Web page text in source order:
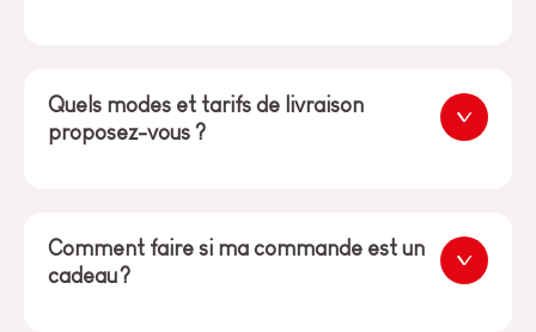
Quels modes et tarifs de livraison
proposez-vous ?
Comment faire si ma commande est un
cadeau ?